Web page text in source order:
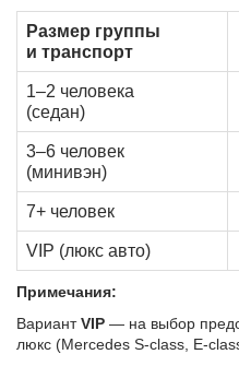
Размер группы
и транспорт
1–2 человека
(седан)
3–6 человек
(минивэн)
7+ человек
VIP (люкс авто)
Примечания:
ВариантVIP — на выбор
люкс (Mercedes S-class, E-